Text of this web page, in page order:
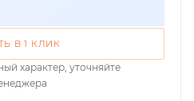
В 1 КЛИК
характер, уточняйте